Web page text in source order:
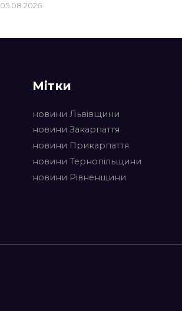
05.08.2026
Мітки
новини Львівщини
новини Закарпаття
новини Прикарпаття
новини Тернопільщини
новини Рівненщини